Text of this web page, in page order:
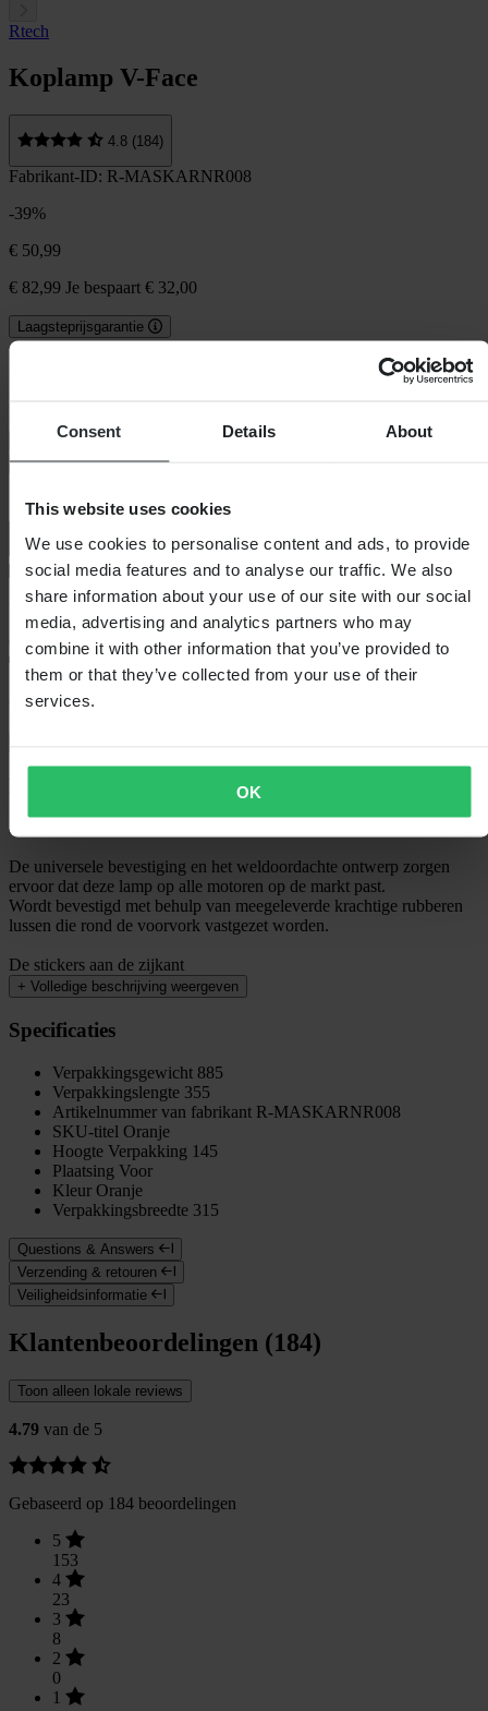
Consent Details About
This website uses cookies
We use cookies to personalise content and ads, to provide
social media features and to analyse our traffic. We also
share information about your use of our site with our social
media, advertising and analytics partners who may
combine it with other information that you’ve provided to
them or that they’ve collected from your use of their
services.
OK
Rtech
Koplamp V-Face
4.8 (184)
Fabrikant-ID: R-MASKARNR008
-39%
€ 50,99
€ 82,99 Je bespaart € 32,00
Laagsteprijsgarantie
Kleur: Oranje
In winkelwagen
60 dagen retourrecht
Mooie koplamp van Racetech!
De universele bevestiging en het weldoordachte ontwerp zorgen
ervoor dat deze lamp op alle motoren op de markt past.
Wordt bevestigd met behulp van meegeleverde krachtige rubberen
lussen die rond de voorvork vastgezet worden.
De stickers aan de zijkant
+ Volledige beschrijving weergeven
Specificaties
Verpakkingsgewicht 885
Verpakkingslengte 355
Artikelnummer van fabrikant R-MASKARNR008
SKU-titel Oranje
Hoogte Verpakking 145
Plaatsing Voor
Kleur Oranje
Verpakkingsbreedte 315
Questions & Answers
Verzending & retouren
Veiligheidsinformatie
Klantenbeoordelingen (184)
Toon alleen lokale reviews
4.79 van de 5
Gebaseerd op 184 beoordelingen
5
153
4
23
3
8
2
0
1